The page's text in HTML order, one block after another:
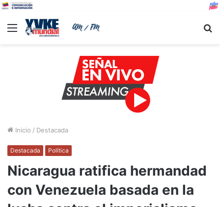
Menu
Inicio / Destacada
Destacada Política
Nicaragua ratifica hermandad
con Venezuela basada en la